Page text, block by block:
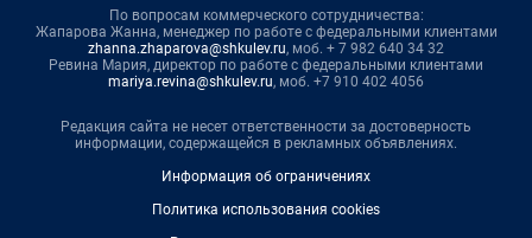
По вопросам коммерческого сотрудничества:
Жапарова Жанна, менеджер по работе с федеральными клиентами
zhanna.zhaparova@shkulev.ru, моб. + 7 982 640 34 32
Ревина Мария, директор по работе с федеральными клиентами
mariya.revina@shkulev.ru, моб. +7 910 402 4056
Редакция сайта не несет ответственности за достоверность
информации, содержащейся в рекламных объявлениях.
Информация об ограничениях
Политика использования cookies